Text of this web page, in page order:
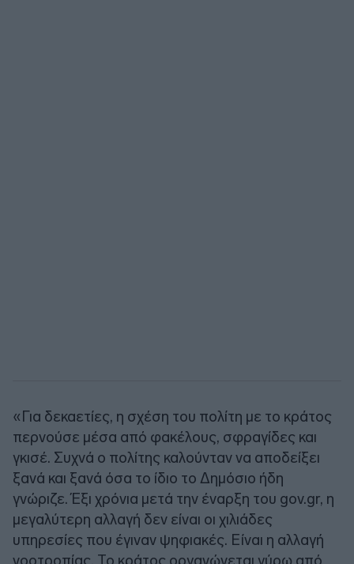
«Για δεκαετίες, η σχέση του πολίτη με το κράτος
περνούσε μέσα από φακέλους, σφραγίδες και
γκισέ. Συχνά ο πολίτης καλούνταν να αποδείξει
ξανά και ξανά όσα το ίδιο το Δημόσιο ήδη
γνώριζε. Έξι χρόνια μετά την έναρξη του gov.gr, η
μεγαλύτερη αλλαγή δεν είναι οι χιλιάδες
υπηρεσίες που έγιναν ψηφιακές. Είναι η αλλαγή
νοοτροπίας. Το κράτος οργανώνεται γύρω από